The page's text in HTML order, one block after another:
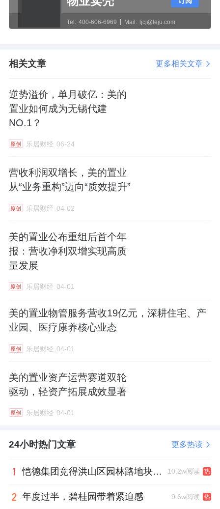
是新的团队，对地产这个行业依然保持着信
心，只不过应对这个特殊的阶段，我们肯定不
所以我们采用了一个非常规的特殊的重组方
其进一步介绍，我们保留了“3990”这个重要的
上市主体，它除了维持现有的这些物业管理空
间服务以外，整个团队依然是保持着对开发业
务处从上市这一块剥离出来之后，也是为了能
够更好、更灵活地运用好股东的优质资源，去
应对这个周期。
么美的置业的开发业务最终有一天还会回到我
们的这个舞台上来。”
一直以来，得益于美的系的实业基因，美的置
示，该公司一年内到期有息负债90.8亿元，月
均还债仅7.6亿元。而报告期内，该公司现金总
量135亿元，偿债压力较小。
三道红线保持绿档的同时，美的置业的融资成
本还在持续下降。2024年半年度，其累计发行
三期共计41.4亿元中期票据，融资渠道保持通
4.54%。
通畅的外部融资及内部经营，很大程度保证了
置业如期交付超2.6万套，其中34个批次实现提
Tel: 400-606-6969 Mail: ljcj@leju.com
相关文章 更多相关文章
逆势溢价，单月破亿：美的
置业如何成为无锡代建
NO.1？
原创 乐居财经 06-24
营收利润双增长，美的置业
从“业务重构”迈向“质效提升”
原创 乐居财经 04-02
美的置业公布重组后首个年
报：营收净利双增实现高质
量发展
原创 乐居财经 04-01
美的置业物管服务营收19亿元，深耕住宅、产
业园、医疗康养核心业态
原创 乐居财经 04-01
美的置业资产运营赛道双轮
驱动，轻资产拓展成效显著
原创 乐居财经 04-01
24小时热门文章 更多热读
恺德集团竞得洪山区园林路地块，引入贝好家C2M产品定位及营销服务 10.2w阅读 热
年度过半，碧桂园带着紧迫感 9.6w阅读 热